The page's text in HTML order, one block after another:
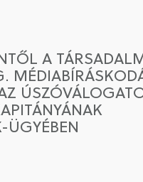
A
ÜGYÉBEN